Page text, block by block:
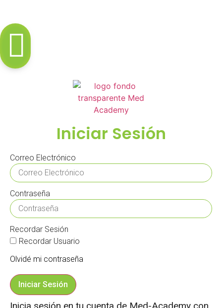
Iniciar Sesión
Correo Electrónico
Contraseña
Recordar Sesión
Recordar Usuario
Olvidé mi contraseña
Iniciar Sesión
Inicia sesión en tu cuenta de Med-Academy con